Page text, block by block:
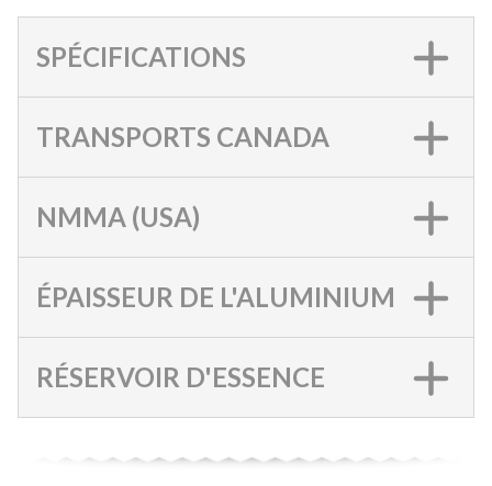
SPÉCIFICATIONS
TRANSPORTS CANADA
NMMA (USA)
ÉPAISSEUR DE L'ALUMINIUM
RÉSERVOIR D'ESSENCE